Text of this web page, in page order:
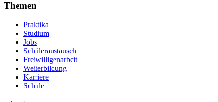
Themen
Praktika
Studium
Jobs
Schüleraustausch
Freiwilligenarbeit
Weiterbildung
Karriere
Schule